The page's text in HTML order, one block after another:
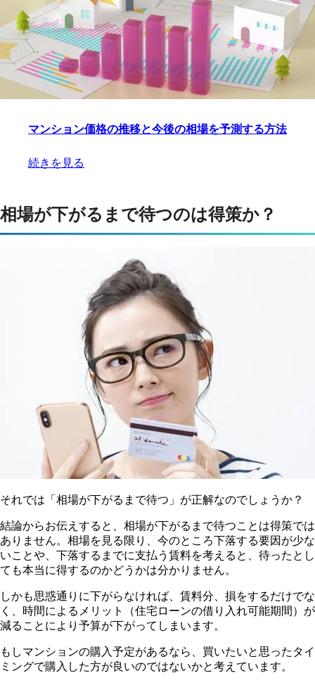
マンション価格の推移と今後の相場を予測する方法
続きを見る
相場が下がるまで待つのは得策か？
それでは「相場が下がるまで待つ」が正解なのでしょうか？
結論からお伝えすると、相場が下がるまで待つことは得策では
ありません。相場を見る限り、今のところ下落する要因が少な
いことや、下落するまでに支払う賃料を考えると、待ったとし
ても本当に得するのかどうかは分かりません。
しかも思惑通りに下がらなければ、賃料分、損をするだけでな
く、時間によるメリット（住宅ローンの借り入れ可能期間）が
減ることにより予算が下がってしまいます。
もしマンションの購入予定があるなら、買いたいと思ったタイ
ミングで購入した方が良いのではないかと考えています。